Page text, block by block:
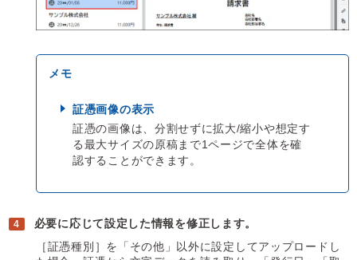
証憑画像の表示
証憑の画像は、分割せずに拡大/縮小や想定す
る最大サイズの原稿まで1ページで全体を確
認することができます。
必要に応じて設定した情報を修正します。
［証憑種別］を「その他」以外に設定してアップロードし